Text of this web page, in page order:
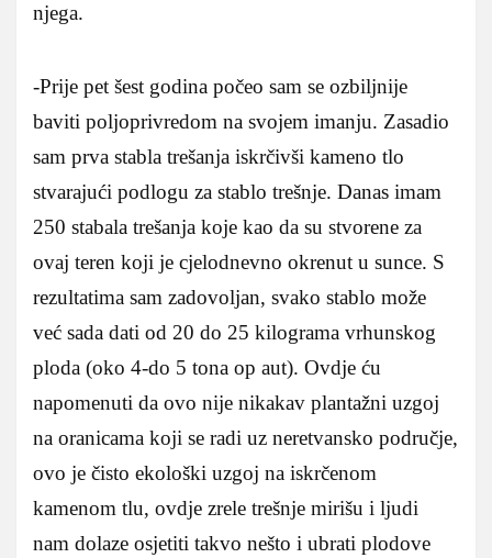
njega.
-Prije pet šest godina počeo sam se ozbiljnije
baviti poljoprivredom na svojem imanju. Zasadio
sam prva stabla trešanja iskrčivši kameno tlo
stvarajući podlogu za stablo trešnje. Danas imam
250 stabala trešanja koje kao da su stvorene za
ovaj teren koji je cjelodnevno okrenut u sunce. S
rezultatima sam zadovoljan, svako stablo može
već sada dati od 20 do 25 kilograma vrhunskog
ploda (oko 4-do 5 tona op aut). Ovdje ću
napomenuti da ovo nije nikakav plantažni uzgoj
na oranicama koji se radi uz neretvansko područje,
ovo je čisto ekološki uzgoj na iskrčenom
kamenom tlu, ovdje zrele trešnje mirišu i ljudi
nam dolaze osjetiti takvo nešto i ubrati plodove